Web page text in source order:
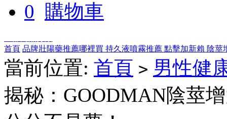
0 購物車
首頁 品牌壯陽藥推薦哪裡買 持久液噴霧推薦 點擊加新賴 陰莖
當前位置: 首頁 > 男性健
揭秘：GOODMAN陰莖